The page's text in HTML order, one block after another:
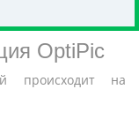
OptiPic
происходит на